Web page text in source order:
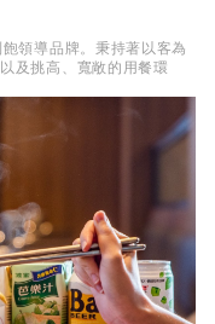
領導品牌。秉持著以客為
及挑高、寬敞的用餐環